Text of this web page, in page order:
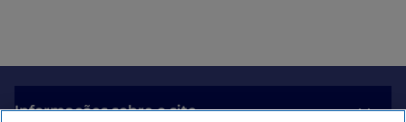
Informações sobre o site